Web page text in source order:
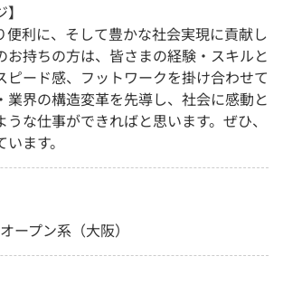
便利に、そして豊かな社会実現に貢献し
お持ちの方は、皆さまの経験・スキルと
ピード感、フットワークを掛け合わせて
業界の構造変革を先導し、社会に感動と
な仕事ができればと思います。ぜひ、
ます。
ープン系（大阪）